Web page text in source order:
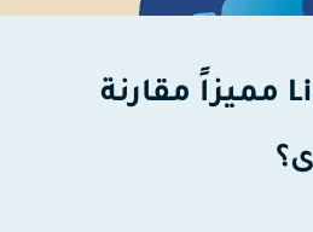
ماذا يجعل Linux مميزاً مقارنة